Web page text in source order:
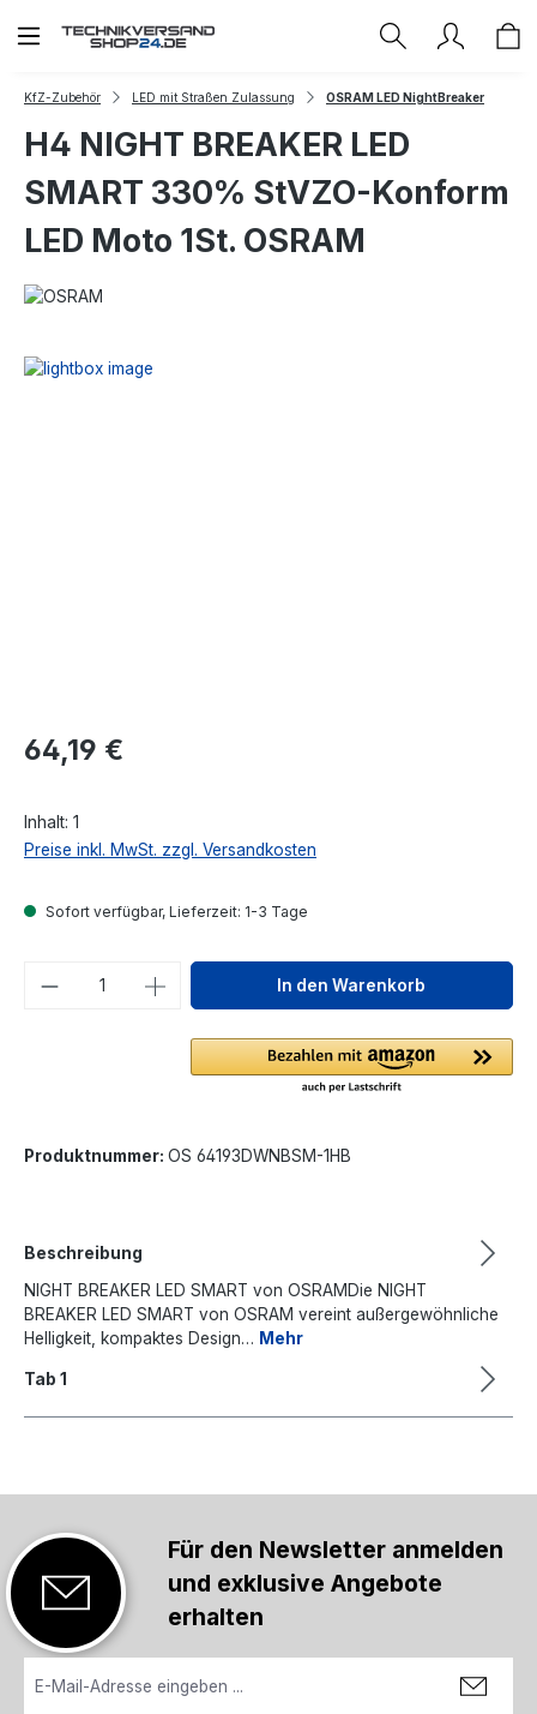
Zum Hauptinhalt springen
KfZ-Zubehör LED mit Straßen Zulassung OSRAM LED NightBreaker
H4 NIGHT BREAKER LED
SMART 330% StVZO-Konform
LED Moto 1St. OSRAM
Regulärer Preis:
64,19 €
Inhalt: 1
Preise inkl. MwSt. zzgl. Versandkosten
Sofort verfügbar, Lieferzeit: 1-3 Tage
Produkt Anzahl: Gib denIn den Warenkorb
Produktnummer: OS 64193DWNBSM-1HB
Beschreibung
NIGHT BREAKER LED SMART von OSRAMDie NIGHT
BREAKER LED SMART von OSRAM vereint außergewöhnliche
Helligkeit, kompaktes Design… Mehr
Tab 1
Für den Newsletter anmelden
und exklusive Angebote
erhalten